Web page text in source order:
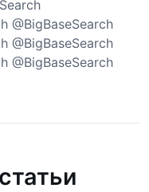
@BigBaseSearch
@BigBaseSearch
@BigBaseSearch